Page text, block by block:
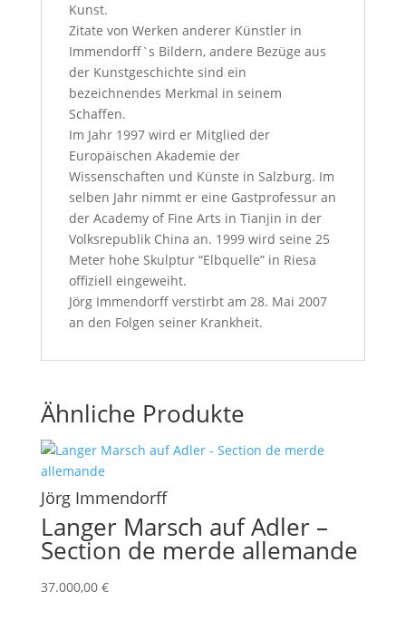
Kunst.
Zitate von Werken anderer Künstler in
Immendorff`s Bildern, andere Bezüge aus
der Kunstgeschichte sind ein
bezeichnendes Merkmal in seinem
Schaffen.
Im Jahr 1997 wird er Mitglied der
Europäischen Akademie der
Wissenschaften und Künste in Salzburg. Im
selben Jahr nimmt er eine Gastprofessur an
der Academy of Fine Arts in Tianjin in der
Volksrepublik China an. 1999 wird seine 25
Meter hohe Skulptur “Elbquelle” in Riesa
offiziell eingeweiht.
Jörg Immendorff verstirbt am 28. Mai 2007
an den Folgen seiner Krankheit.
Ähnliche Produkte
Jörg Immendorff
Langer Marsch auf Adler –
Section de merde allemande
37.000,00 €